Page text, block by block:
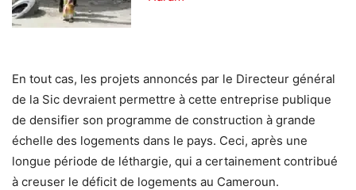
En tout cas, les projets annoncés par le Directeur général
de la Sic devraient permettre à cette entreprise publique
de densifier son programme de construction à grande
échelle des logements dans le pays. Ceci, après une
longue période de léthargie, qui a certainement contribué
à creuser le déficit de logements au Cameroun.